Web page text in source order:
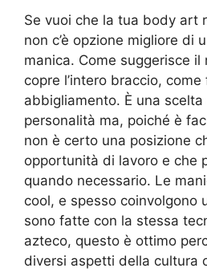
Se vuoi che la tua body art
non c’è opzione migliore di
manica. Come suggerisce il
copre l’intero braccio,
abbigliamento. È una
personalità ma, poiché è
non è certo una posizione
opportunità di lavoro e che
quando necessario. Le
cool, e spesso coinvolgono
sono fatte con la stessa
azteco, questo è ottimo
diversi aspetti della cultura